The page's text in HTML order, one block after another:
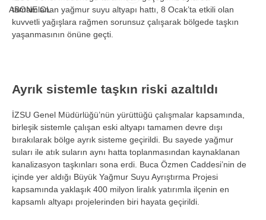
ABONE OL
tamamlanan yağmur suyu altyapı hattı, 8 Ocak’ta etkili olan
kuvvetli yağışlara rağmen sorunsuz çalışarak bölgede taşkın
yaşanmasının önüne geçti.
Ayrık sistemle taşkın riski azaltıldı
İZSU Genel Müdürlüğü’nün yürüttüğü çalışmalar kapsamında,
birleşik sistemle çalışan eski altyapı tamamen devre dışı
bırakılarak bölge ayrık sisteme geçirildi. Bu sayede yağmur
suları ile atık suların aynı hatta toplanmasından kaynaklanan
kanalizasyon taşkınları sona erdi. Buca Özmen Caddesi’nin de
içinde yer aldığı Büyük Yağmur Suyu Ayrıştırma Projesi
kapsamında yaklaşık 400 milyon liralık yatırımla ilçenin en
kapsamlı altyapı projelerinden biri hayata geçirildi.